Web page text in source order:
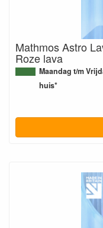
Mathmos Astro
Roze lava
Maandag t/m
huis*